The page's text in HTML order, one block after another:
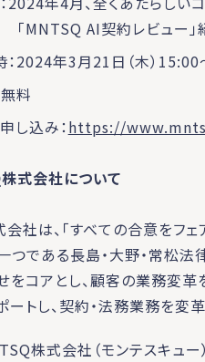
AI契約レビュー」
：2024年3月21日（木）
料
し込み： https://
式会社について
社は、「すべての合意をフ
つである長島・大野・常松法
をコアとし、顧客の業務変革
トし、契約・法務業務を変
株式会社（モンテスキュー）